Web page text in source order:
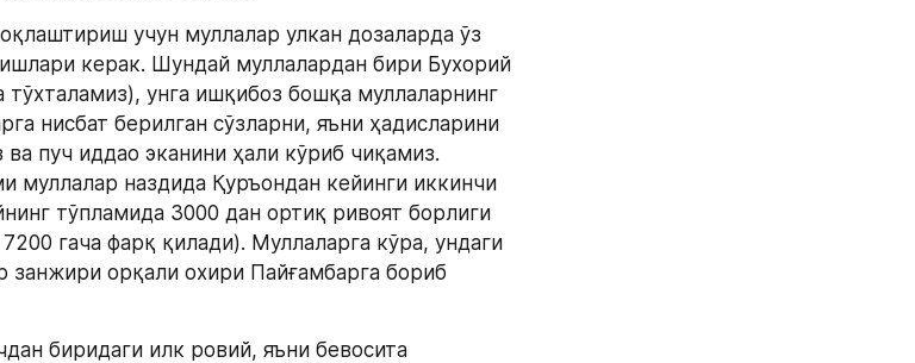
учун муллалар улкан дозаларда ўз
керак. Шундай муллалардан бири Бухорий
тўхталамиз), унга ишқибоз бошқа муллаларнинг
нисбат берилган сўзларни, яъни ҳадисларини
ва пуч иддао эканини ҳали кўриб чиқамиз.
муллалар наздида Қуръондан кейинги иккинчи
тўпламида 3000 дан ортиқ ривоят борлиги
гача фарқ қилади). Муллаларга кўра, ундаги
занжири орқали охири Пайғамбарга бориб
биридаги илк ровий, яъни бевосита